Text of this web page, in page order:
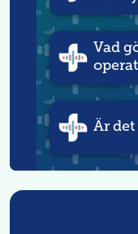
Vad
Är